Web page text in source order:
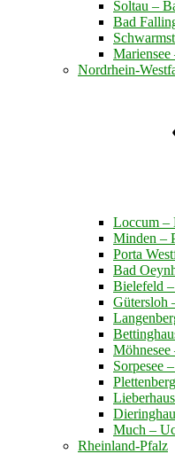
Soltau –
Bad
Nordrhein-
Loccum –
Minden –
Porta
Bad
Bielefeld
Gütersloh
Möhnesee
Sorpesee
Much –
Rheinland-Pfalz